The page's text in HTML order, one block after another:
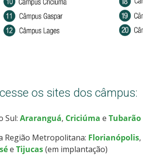
os sites dos câmpus:
Sul: Araranguá, Criciúma e Tubarão
Região Metropolitana: Florianópolis,
e Tijucas(em implantação)